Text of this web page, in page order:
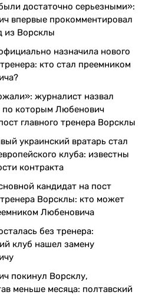
достаточно серьезными»:
впервые прокомментировал
из Ворсклы
назначила нового
кто стал преемником
журналист назвал
по которым Любенович
главного тренера Ворсклы
украинский вратарь стал
клуба: известны
контракта
кандидат на пост
тренера Ворсклы: кто может
Любеновича
без тренера:
клуб нашел замену
покинул Ворсклу,
меньше месяца: полтавский